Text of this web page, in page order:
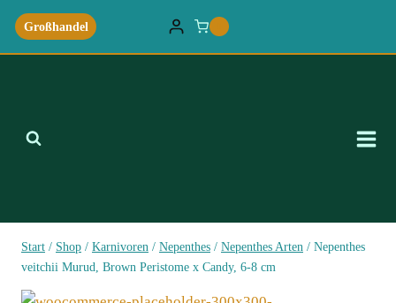
Zum
Inhalt
springen
Großhandel
Start / Shop / Karnivoren / Nepenthes / Nepenthes Arten / Nepenthes
veitchii Murud, Brown Peristome x Candy, 6-8 cm